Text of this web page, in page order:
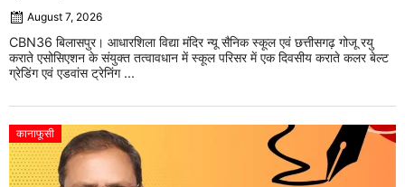
August 7, 2026
CBN36 बिलासपुर। आधारशिला विद्या मंदिर न्यू सैनिक स्कूल एवं छत्तीसगढ़ गोजू रयु
कराते एसोसिएशन के संयुक्त तत्वावधान में स्कूल परिसर में एक दिवसीय कराते कलर बेल्ट
ग्रेडिंग एवं एडवांस ट्रेनिंग ...
कानाफूसी